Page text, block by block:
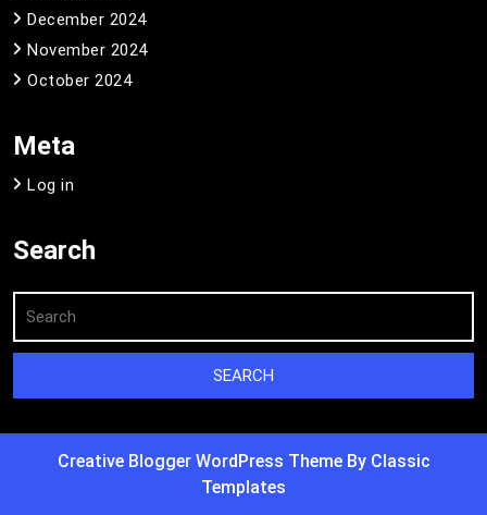
December 2024
November 2024
October 2024
Meta
Log in
Search
Creative Blogger WordPress Theme By Classic
Templates